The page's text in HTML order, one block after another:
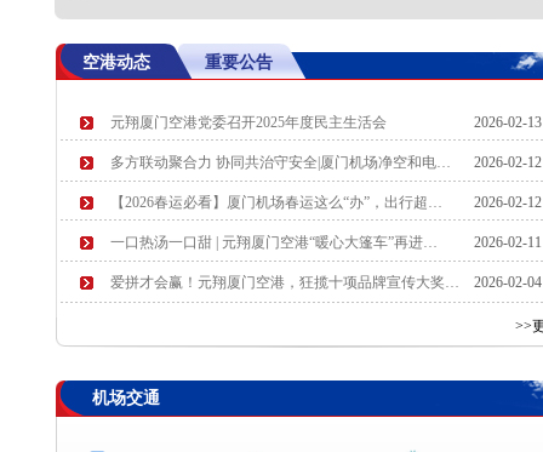
航空公司 航班号 到达城市
起飞时间
CA1810
北京(首都) 起飞 13:47
MF8659 马尼拉 预计起飞 14:00
航空公司
空港动态 重要公告
元翔厦门空港党委召开2025年度民主生活会 2026-02-
多方联动聚合力 协同共治守安全|厦门机场净空和电… 2026-02-
【2026春运必看】厦门机场春运这么“办”，出行超… 2026-02-
一口热汤一口甜 | 元翔厦门空港“暖心大篷车”再进… 2026-02-
爱拼才会赢！元翔厦门空港，狂揽十项品牌宣传大奖… 2026-02-
>>
机场交通